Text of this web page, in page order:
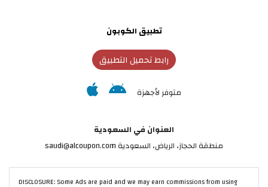
تطبيق الكوبون
رابط تحميل التطبيق
متوفر لأجهزة
العنوان في السعودية
منطقة الحجاز، الرياض، السعودية saudi@alcoupon.com
DISCLOSURE: Some Ads are paid and we may earn commissions from using